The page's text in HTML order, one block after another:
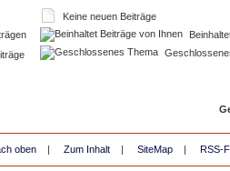
Keine neuen Beiträge
oben | Zum Inhalt | SiteMap | RSS-